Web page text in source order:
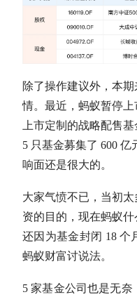
除了操作建议外，本
情。最近，蚂蚁暂停
上市定制的战略配售
5 只基金募集了 600
响面还是很大的。
大家气愤不已，当初
资的目的，现在蚂蚁
还因为基金封闭 18 个
蚂蚁财富讨说法。
5 家基金公司也是无